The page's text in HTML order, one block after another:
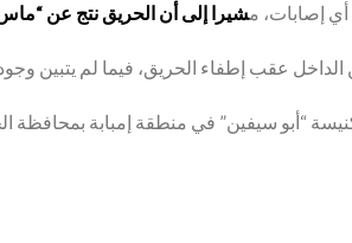
أي إصابات، مشيرا إلى أن الحريق نتج عن